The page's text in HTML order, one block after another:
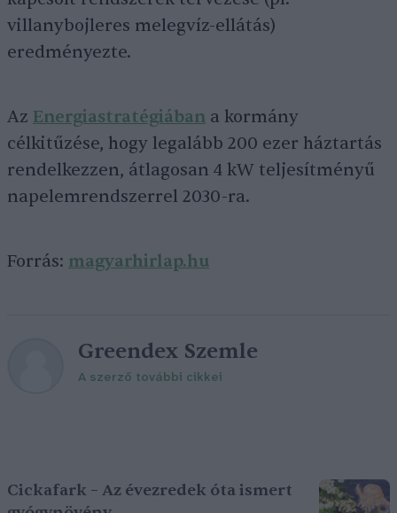
villanybojleres melegvíz-ellátás)
eredményezte.
Az Energiastratégiában a kormány
célkitűzése, hogy legalább 200 ezer háztartás
rendelkezzen, átlagosan 4 kW teljesítményű
napelemrendszerrel 2030-ra.
Forrás: magyarhirlap.hu
Greendex Szemle
A szerző további cikkei
Cickafark – Az évezredek óta ismert